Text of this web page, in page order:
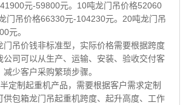
元-59800元。10吨龙门吊价格52060
门吊价格66330元-104230元。20吨龙门吊
元。
门吊价钱非标准型，实际价格需要根据跨度
公司可以从生产、运输、安装、验收交付客
少客户采购繁琐步骤。
定制起重机产品，需要根据客户需求定制
供包箱龙门吊起重机跨度、起升高度、工作